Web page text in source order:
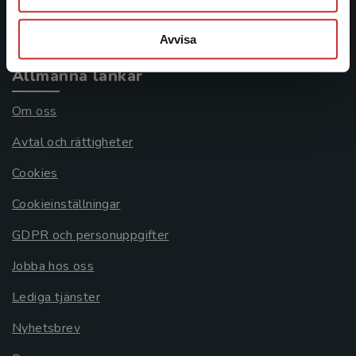
Avvisa
Allmänna länkar
Om oss
Avtal och rättigheter
Cookies
Cookieinställningar
GDPR och personuppgifter
Jobba hos oss
Lediga tjänster
Nyhetsbrev